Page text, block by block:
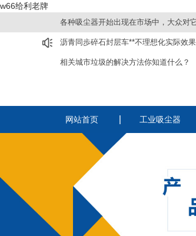
w66给利老牌
各种吸尘器开始出现在市场中，大众对
沥青同歩碎石封层车**不理想化实际效
相关城市垃圾的解决方法你知道什么？
网站首页 工业吸尘器